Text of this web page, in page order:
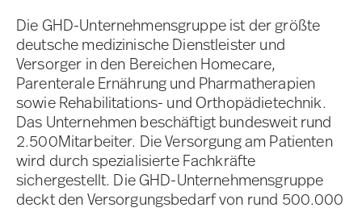
Die GHD-Unternehmensgruppe ist der größte
deutsche medizinische Dienstleister und
Versorger in den Bereichen Homecare,
Parenterale Ernährung und Pharmatherapien
sowie Rehabilitations- und Orthopädietechnik.
Das Unternehmen beschäftigt bundesweit rund
2.500Mitarbeiter. Die Versorgung am Patienten
wird durch spezialisierte Fachkräfte
sichergestellt. Die GHD-Unternehmensgruppe
deckt den Versorgungsbedarf von rund 500.000